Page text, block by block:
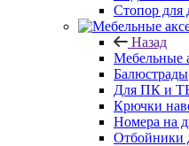
Стопор для
Назад
Мебельные
Балюстрады
Для ПК и
Крючки
Номера на
Отбойники